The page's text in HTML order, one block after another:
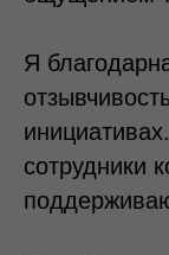
Я
сотрудники